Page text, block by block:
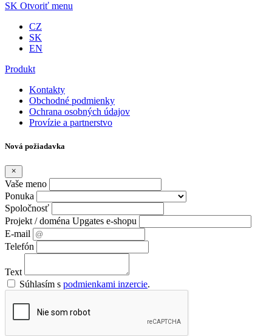
SK Otvoriť menu
CZ
SK
EN
Produkt
Kontakty
Obchodné podmienky
Ochrana osobných údajov
Provízie a partnerstvo
Nová požiadavka
Vaše meno
Ponuka
Spoločnosť
Projekt / doména Upgates e-shopu
E-mail
Telefón
Text
Súhlasím s podmienkami inzercie.